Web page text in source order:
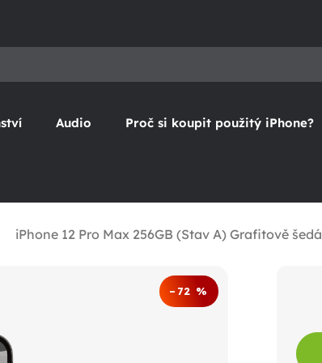
Audio Proč si koupit použitý iPhone?
iPhone 12 Pro Max 256GB (Stav A) Grafitově šedá
–72 %